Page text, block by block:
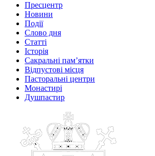
Пресцентр
Новини
Події
Слово дня
Статті
Історія
Сакральні пам’ятки
Відпустові місця
Пасторальні центри
Монастирі
Душпастир